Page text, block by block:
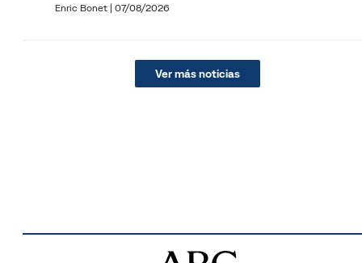
Enric Bonet | 07/08/2026
Ver más noticias